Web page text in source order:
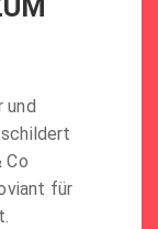
und
Co
für